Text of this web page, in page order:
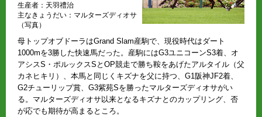
生産者：天羽禮治
主なきょうだい：マルターズディオサ
（写真）
母トップオブドーラはGrand Slam産駒で、現役時代はダート
1000mを3勝した快速馬だった。産駒にはG3ユニコーンS3着、オ
アシスS・ポルックスSとOP競走で勝ち鞍をあげたアルタイル（父
カネヒキリ）、本馬と同じくキズナを父に持つ、G1阪神JF2着、
G2チューリップ賞、G3紫苑Sを勝ったマルターズディオサがい
る。マルターズディオサ以来となるキズナとのカップリング、否
が応でも期待が高まるところ。